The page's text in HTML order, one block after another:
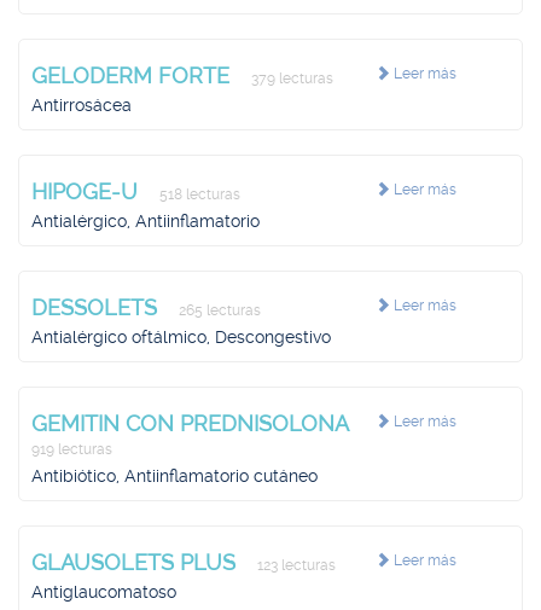
Leer más
GELODERM FORTE 379 lecturas
Antirrosácea
Leer más
HIPOGE-U 518 lecturas
Antialérgico, Antiinflamatorio
Leer más
DESSOLETS 265 lecturas
Antialérgico oftálmico, Descongestivo
Leer más
GEMITIN CON PREDNISOLONA
919 lecturas
Antibiótico, Antiinflamatorio cutáneo
Leer más
GLAUSOLETS PLUS 123 lecturas
Antiglaucomatoso